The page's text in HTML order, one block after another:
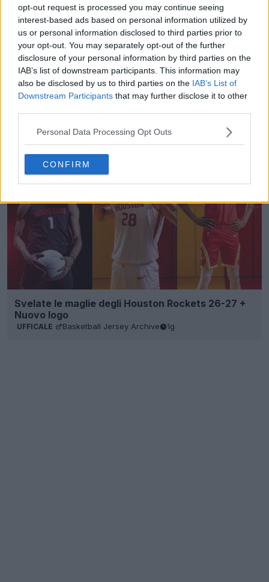
opt-out request is processed you may continue seeing
interest-based ads based on personal information utilized by
us or personal information disclosed to third parties prior to
your opt-out. You may separately opt-out of the further
disclosure of your personal information by third parties on the
IAB’s list of downstream participants. This information may
also be disclosed by us to third parties on the IAB’s List of
Downstream Participants that may further disclose it to other
Personal Data Processing Opt Outs
CONFIRM
Generatore di kit in massa per FM - Crea kit unici
in pochi secondi
Svelate le maglie degli Houston Rockets 26-27 +
Nuovo logo
UFFICALE Basketball Jersey Archive 1g